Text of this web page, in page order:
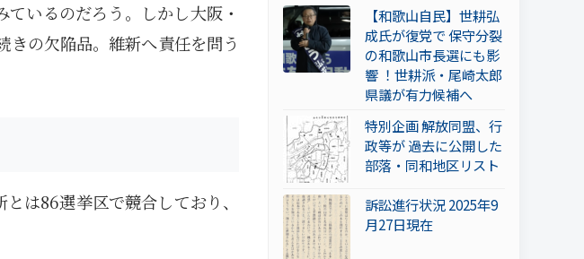
【和歌山自民】世耕弘
成氏が復党で 保守分裂
の和歌山市長選にも影
響 ！世耕派・尾崎太郎
県議が有力候補へ
特別企画 解放同盟、行
政等が 過去に公開した
部落・同和地区リスト
訴訟進行状況 2025年9
月27日現在
いるのだろう。しかし大阪・
の欠陥品。維新へ責任を問う
は86選挙区で競合しており、